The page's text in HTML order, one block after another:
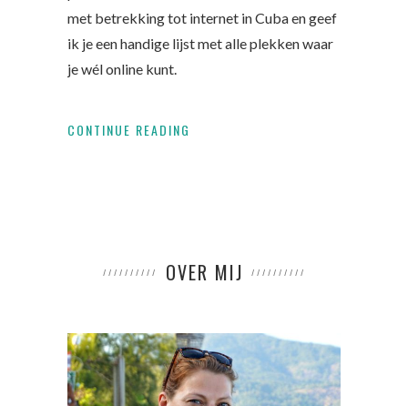
met betrekking tot internet in Cuba en geef
ik je een handige lijst met alle plekken waar
je wél online kunt.
CONTINUE READING
OVER MIJ